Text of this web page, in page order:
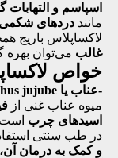
اسپاسم و التهابات
مانند دردهای
لاکساپلاس باریج
غالب می‌توان
خواص
-عناب یا Ziziphus jujube
میوه عناب غنی از
اسیدهای چرب
در طب سنتی
و کمک به درمان